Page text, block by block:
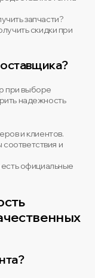
запчасти?
скидки при
при выборе
надежность
и клиентов.
и
есть официальные